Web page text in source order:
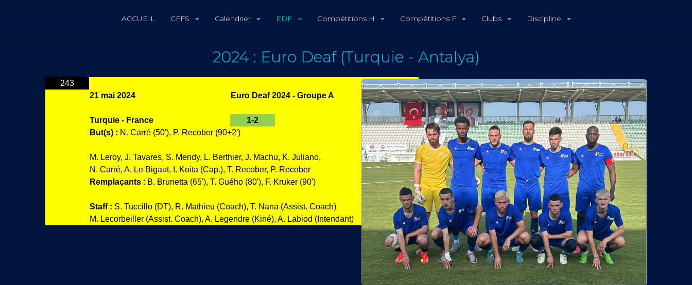
ACCUEIL CFFS Calendrier EDF Compétitions H Compétitions F Clubs Discipline
2024 : Euro Deaf (Turquie - Antalya)
243
21 mai 2024
Euro Deaf 2024 - Groupe A
Turquie - France
1-2
But(s) : N. Carré (50'), P. Recober (90+2')
M. Leroy, J. Tavares, S. Mendy, L. Berthier, J. Machu, K. Juliano,
N. Carré, A. Le Bigaut, I. Koita (Cap.), T. Recober, P. Recober
Remplaçants : B. Brunetta (65'), T. Guého (80'), F. Kruker (90')
Staff : S. Tuccillo (DT), R. Mathieu (Coach), T. Nana (Assist. Coach)
M. Lecorbeiller (Assist. Coach), A. Legendre (Kiné), A. Labiod (Intendant)